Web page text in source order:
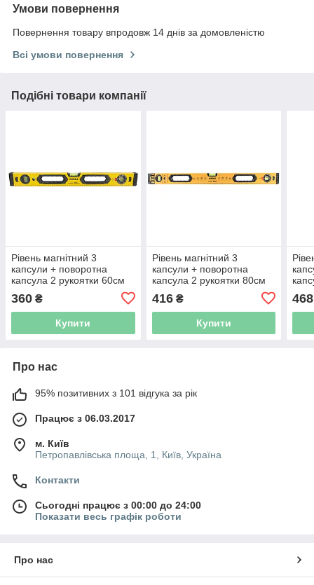
Умови повернення
Повернення товару впродовж 14 днів за домовленістю
Всі умови повернення
Подібні товари компанії
Рівень магнітний 3
капсули + поворотна
капсула 2 рукоятки 60см
360 ₴
Купити
Рівень магнітний 3
капсули + поворотна
капсула 2 рукоятки 80см
416₴
Купити
468
Про нас
95% позитивних з 101 відгука за рік
Працює з 06.03.2017
м. Київ
Петропавлівська площа, 1, Київ, Україна
Контакти
Сьогодні працює з 00:00 до 24:00
Показати весь графік роботи
Про нас